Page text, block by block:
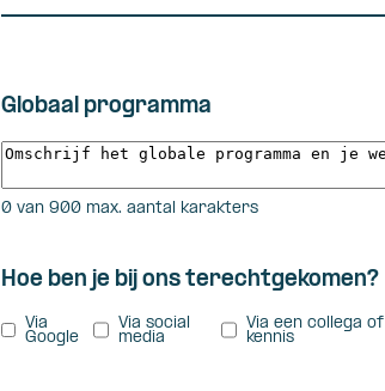
Globaal programma
0 van 900 max. aantal karakters
Hoe ben je bij ons terechtgekomen?
Via
Google
Via social
media
Via een collega of
kennis